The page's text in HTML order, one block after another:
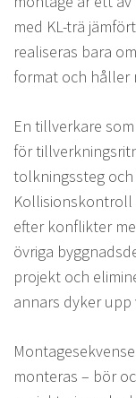
med KL-trä
realiseras bara
format och håller
En tillverkare
för
tolkningssteg
Kollisionskontroll
efter konflikter
övriga
projekt och
annars dyker upp
monteras – bör